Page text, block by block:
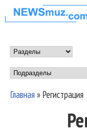
НОВОСТИ
МУЗЫКИ И
ШОУ
Main
Главная» Регистрация